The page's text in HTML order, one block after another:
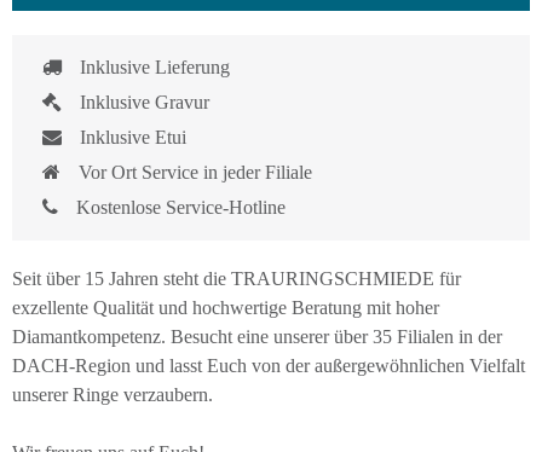
Inklusive Lieferung
Inklusive Gravur
Inklusive Etui
Vor Ort Service in jeder Filiale
Kostenlose Service-Hotline
Seit über 15 Jahren steht die TRAURINGSCHMIEDE für
exzellente Qualität und hochwertige Beratung mit hoher
Diamantkompetenz. Besucht eine unserer über 35 Filialen in der
DACH-Region und lasst Euch von der außergewöhnlichen Vielfalt
unserer Ringe verzaubern.